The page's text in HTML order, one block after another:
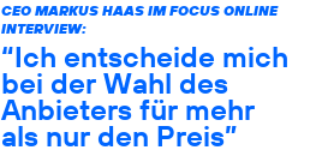
CEO MARKUS HAAS IM FOCUS ONLINE
INTERVIEW:
“Ich entscheide mich
bei der Wahl des
Anbieters für mehr
als nur den Preis”